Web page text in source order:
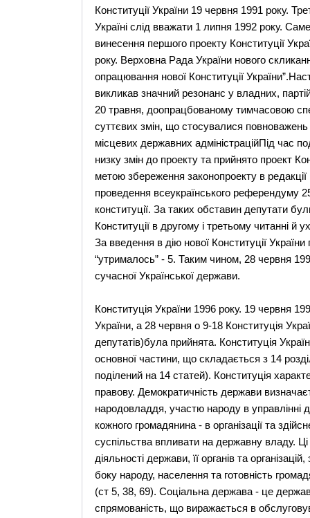
Конституції України 19 червня 1991 року.
Україні слід вважати 1 липня 1992 року.
винесення першого проекту Конституції
року. Верховна Рада України нового
опрацювання нової Конституції
викликав значний резонанс у владних,
20 травня, доопрацбованому тимчасовою
суттєвих змін, що стосувалися
місцевих державних адміністраційПід час
низку змін до проекту та прийнято проект
метою збереження законопроекту в
проведення всеукраїнського референдуму
конституції. За таких обставин депутати
Конституції в другому і третьому читанні
За введення в дію нової Конституції
“утрималось” - 5. Таким чином, 28 червня
сучасної Української держави.
Конституція України 1996 року. 19 червня
України, а 28 червня о 9-18 Конституція
депутатів)була прийнята. Конституція
основної частини, що складається з 14
поділений на 14 статей). Конституція
правову. Демократичність держави
народовладдя, участю народу в
кожного громадянина - в організації та
суспільства впливати на державну владу. Ці
діяльності держави, її органів та
боку народу, населення та готовність
(ст 5, 38, 69). Соціальна держава - це
спрямованість, що виражається в